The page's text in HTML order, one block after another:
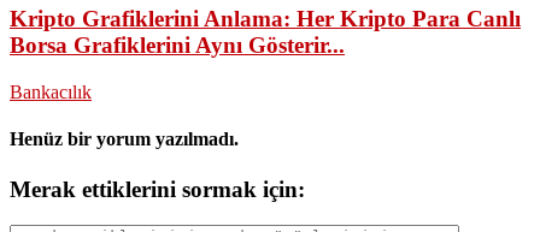
Kripto Grafiklerini Anlama: Her Kripto Para Canlı
Borsa Grafiklerini Aynı Gösterir...
Bankacılık
Henüz bir yorum yazılmadı.
Merak ettiklerini sormak için: